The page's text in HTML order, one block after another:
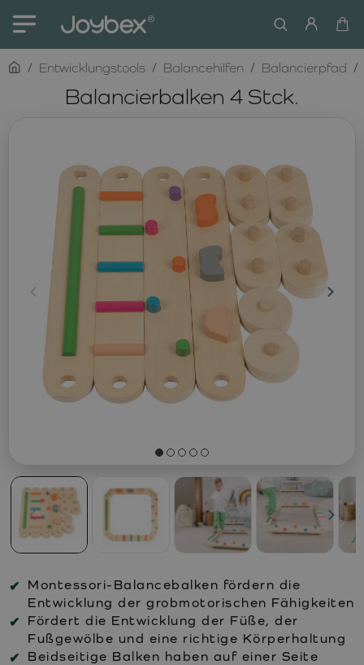
Balancierbalken 4 Stck.
homeEntwicklungstools Balancehilfen Balancierpfad
Montessori-Balancebalken fördern die
Entwicklung der grobmotorischen Fähigkeiten
Fördert die Entwicklung der Füße, der
Fußgewölbe und eine richtige Körperhaltung
Beidseitige Balken haben auf einer Seite